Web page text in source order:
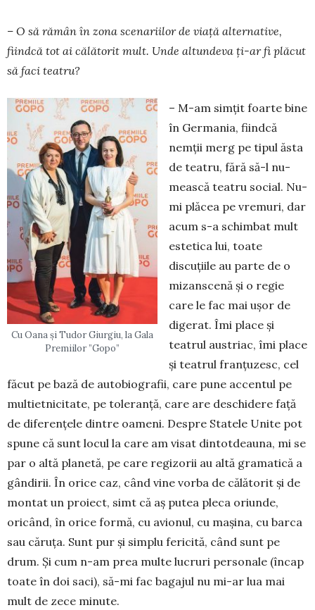
– O să rămân în zona scenariilor de viață alter­native,
fiindcă tot ai călătorit mult. Unde altun­deva ți-ar fi plăcut
să faci teatru?
Cu Oana și Tudor Giurgiu, la Gala
Premiilor ”Gopo”
– M-am simțit foarte bine
în Germania, fiindcă
nem­ții merg pe tipul ăsta
de teatru, fără să-l nu­
meas­că teatru social. Nu-
mi plăcea pe vremuri, dar
acum s-a schimbat mult
estetica lui, toate
discuțiile au parte de o
mizanscenă și o regie
care le fac mai ușor de
digerat. Îmi place și
teatrul austriac, îmi place
și teatrul franțuzesc, cel
făcut pe bază de autobiografii, care pune accentul pe
multietnicitate, pe toleranță, care are deschidere față
de diferențele dintre oameni. Despre Statele Unite pot
spune că sunt locul la care am visat dintotdeauna, mi se
par o altă planetă, pe ca­re regizorii au altă gramatică a
gândirii. În orice caz, când vine vorba de călătorit și de
montat un proiect, simt că aș putea pleca oriunde,
oricând, în orice formă, cu avionul, cu mașina, cu barca
sau căruța. Sunt pur și simplu fericită, când sunt pe
drum. Și cum n-am prea multe lucruri personale (încap
toate în doi saci), să-mi fac bagajul nu mi-ar lua mai
mult de zece minute.